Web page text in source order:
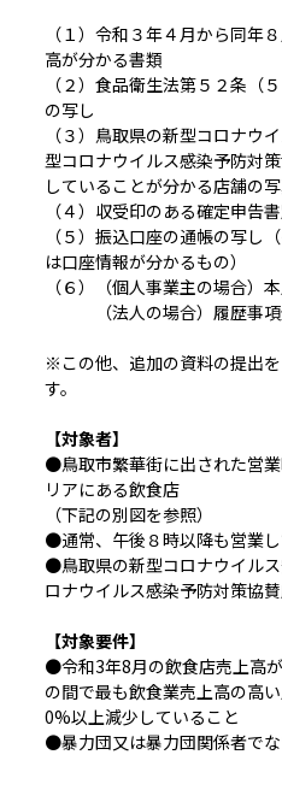
（１）令和３年４月から同年
高が分かる書類
（２）食品衛生法第５２条（
の写し
（３）鳥取県の新型コロナウ
型コロナウイルス感染予防対
していることが分かる店舗の
（４）収受印のある確定申告
（５）振込口座の通帳の写し
は口座情報が分かるもの）
（６）（個人事業主の場合）
（法人の場合）履歴事項
※この他、追加の資料の提出
す。
【対象者】
●鳥取市繁華街に出された営
リアにある飲食店
（下記の別図を参照）
●通常、午後８時以降も営業
●鳥取県の新型コロナウイル
ロナウイルス感染予防対策協
【対象要件】
●令和3年8月の飲食店売上高
の間で最も飲食業売上高の高
0%以上減少していること
●暴力団又は暴力団関係者で